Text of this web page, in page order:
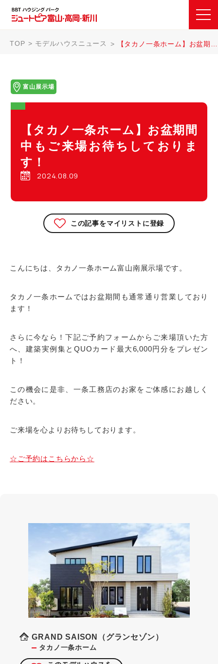
TOP モデルハウスニュース 【タカノ一条ホーム】お盆期間中もご来場お待ちしております！
富山展示場
【タカノ一条ホーム】お盆期間
中もご来場お待ちしておりま
す！
2024.08.09
この記事をマイリストに登録
こんにちは、タカノ一条ホーム富山南展示場です。
タカノ一条ホームではお盆期間も通常通り営業しており
ます！
さらに今なら！下記ご予約フォームからご来場頂いた方
へ、建築実例集とQUOカード最大6,000円分をプレゼン
ト！
この機会に是非、一条工務店のお家をご体感にお越しく
ださい。
ご来場を心よりお待ちしております。
☆ご予約はこちらから☆
GRAND SAISON（グランセゾン）
タカノ一条ホーム